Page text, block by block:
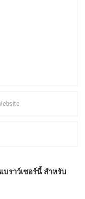
ราว์เซอร์นี้ สำหรับ